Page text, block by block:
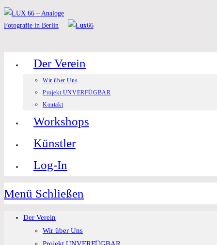
Zum
Inhalt
Der Verein
Wir über Uns
Projekt UNVERFÜGBAR
Kontakt
Workshops
Künstler
Log-In
Menü Schließen
Der Verein
Wir über Uns